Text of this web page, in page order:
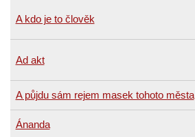
A kdo je to člověk
Ad akt
A půjdu sám rejem masek tohoto města
Ánanda